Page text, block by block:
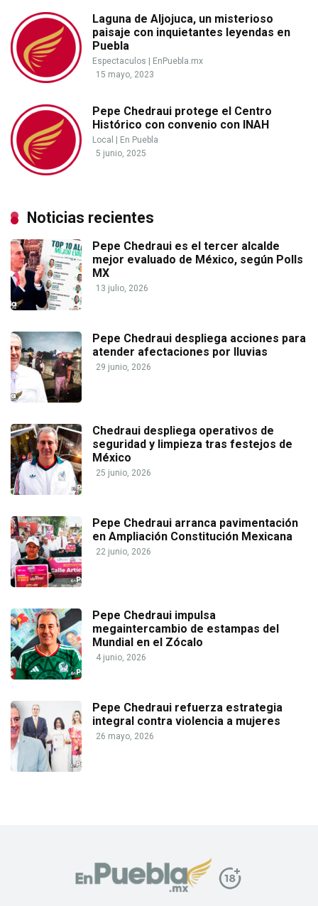
Laguna de Aljojuca, un misterioso
paisaje con inquietantes leyendas en
Puebla
Espectaculos | EnPuebla.mx
15 mayo, 2023
Pepe Chedraui protege el Centro
Histórico con convenio con INAH
Local | En Puebla
5 junio, 2025
Noticias recientes
Pepe Chedraui es el tercer alcalde
mejor evaluado de México, según Polls
MX
13 julio, 2026
Pepe Chedraui despliega acciones para
atender afectaciones por lluvias
29 junio, 2026
Chedraui despliega operativos de
seguridad y limpieza tras festejos de
México
25 junio, 2026
Pepe Chedraui arranca pavimentación
en Ampliación Constitución Mexicana
22 junio, 2026
Pepe Chedraui impulsa
megaintercambio de estampas del
Mundial en el Zócalo
4 junio, 2026
Pepe Chedraui refuerza estrategia
integral contra violencia a mujeres
26 mayo, 2026